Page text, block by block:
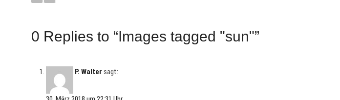
0 Replies to “Images tagged "sun"”
P. Walter sagt: